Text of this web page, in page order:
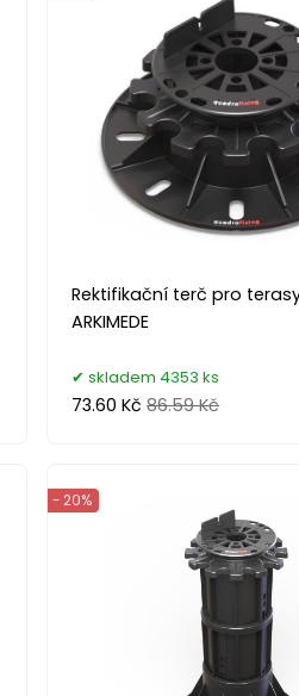
Rektifikační terč pro
ARKIMEDE
skladem 4353 ks
73.60 Kč 86.59 Kč
- 20%